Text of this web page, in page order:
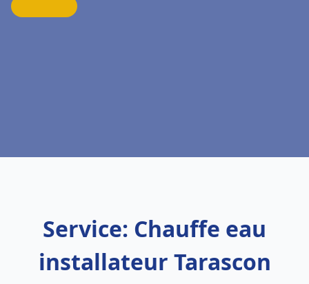
Service: Chauffe eau
installateur Tarascon